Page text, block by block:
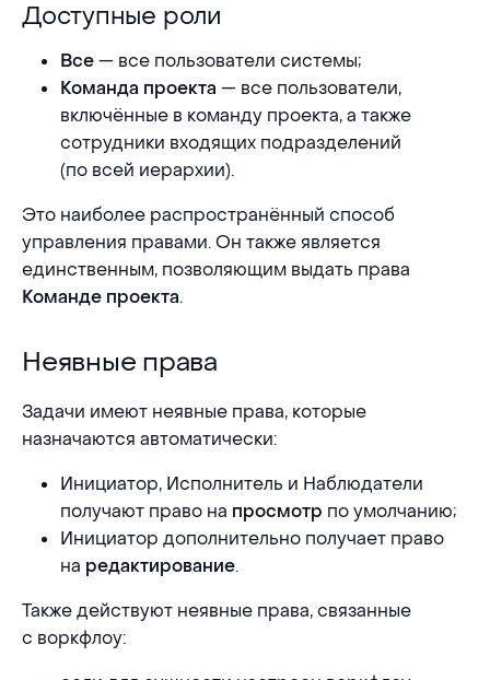
Доступные роли
Доступные роли
Все — все пользователи системы;
Команда проекта — все пользователи,
включённые в команду проекта, а также
сотрудники входящих подразделений
(по всей иерархии).
Это наиболее распространённый способ
управления правами. Он также является
единственным, позволяющим выдать права
Команде проекта.
Неявные права
Неявные права
Задачи имеют неявные права, которые
назначаются автоматически:
Инициатор, Исполнитель и Наблюдатели
получают право на просмотр по умолчанию;
Инициатор дополнительно получает право
на редактирование.
Также действуют неявные права, связанные
с воркфлоу: